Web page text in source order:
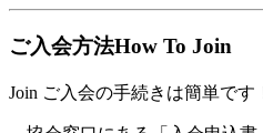
ご入会方法How To Join
Join ご入会の手続きは簡単です